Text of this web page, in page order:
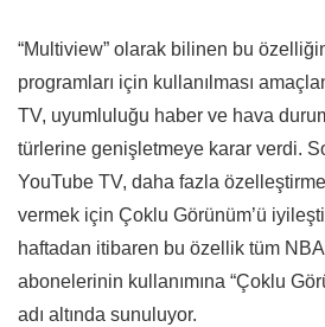
“Multiview” olarak bilinen bu
programları için kullanılması
TV, uyumluluğu haber ve hava
türlerine genişletmeye karar verdi.
YouTube TV, daha fazla
vermek için Çoklu Görünüm’ü
haftadan itibaren bu özellik tüm
abonelerinin kullanımına “Çoklu
adı altında sunuluyor.